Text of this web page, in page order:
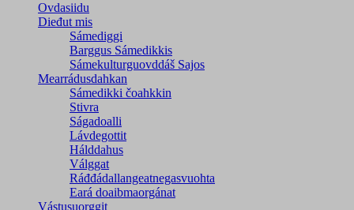
Ovdasiidu
Dieđut mis
Sámediggi
Barggus Sámedikkis
Sámekulturguovddáš Sajos
Mearrádusdahkan
Sámedikki čoahkkin
Stivra
Ságadoalli
Lávdegottit
Hálddahus
Válggat
Ráđđádallangeatnegas­vuohta
Eará doaibmaorgánat
Vástusuorggit